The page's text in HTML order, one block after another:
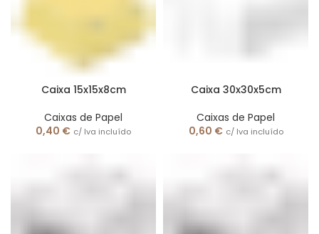
Caixa 15x15x8cm
Caixas de Papel
0,40 € c/ Iva incluído
Caixa 30x30x5cm
Caixas de Papel
0,60 € c/ Iva incluído